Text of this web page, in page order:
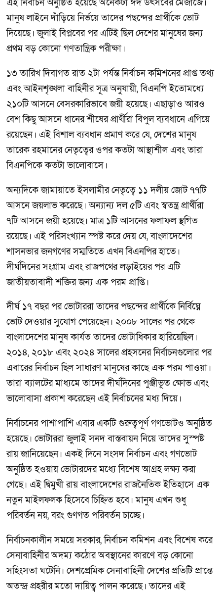
এই নির্বাচন অনুষ্ঠিত হয়েছে অনেকটা ঈদ উৎসবের মেজাজে।
মানুষ লাইনে দাঁড়িয়ে নির্ভয়ে তাদের পছন্দের প্রার্থীকে ভোট
দিয়েছে। জুলাই বিপ্লবের পর এটিই ছিল দেশের মানুষের জন্য
প্রথম বড় কোনো গণতান্ত্রিক পরীক্ষা।
১৩ তারিখ দিবাগত রাত ২টা পর্যন্ত নির্বাচন কমিশনের প্রাপ্ত তথ্য
এবং আইনশৃঙ্খলা বাহিনীর সূত্র অনুযায়ী, বিএনপি ইতোমধ্যে
২১০টি আসনে বেসরকারিভাবে জয়ী হয়েছে। এছাড়াও আরও
বেশ কিছু আসনে ধানের শীষের প্রার্থীরা বিপুল ব্যবধানে এগিয়ে
রয়েছেন। এই বিশাল ব্যবধান প্রমাণ করে যে, দেশের মানুষ
তারেক রহমানের নেতৃত্বের ওপর কতটা আস্থাশীল এবং তারা
বিএনপিকে কতটা ভালোবাসে।
অন্যদিকে জামায়াতে ইসলামীর নেতৃত্বে ১১ দলীয় জোট ৭৭টি
আসনে জয়লাভ করেছে। অন্যান্য দল ৫টি এবং স্বতন্ত্র প্রার্থীরা
৭টি আসনে জয়ী হয়েছে। মাত্র ১টি আসনের ফলাফল স্থগিত
রয়েছে। এই পরিসংখ্যান স্পষ্ট করে দেয় যে, বাংলাদেশের
শাসনভার জনগণের সম্মতিতে এখন বিএনপির হাতে।
দীর্ঘদিনের সংগ্রাম এবং রাজপথের লড়াইয়ের পর এটি
জাতীয়তাবাদী শক্তির জন্য এক পরম প্রাপ্তি।
দীর্ঘ ১৭ বছর পর ভোটাররা তাদের পছন্দের প্রার্থীকে নির্বিঘ্নে
ভোট দেওয়ার সুযোগ পেয়েছেন। ২০০৮ সালের পর থেকে
বাংলাদেশের মানুষ কার্যত তাদের ভোটাধিকার হারিয়েছিল।
২০১৪, ২০১৮ এবং ২০২৪ সালের প্রহসনের নির্বাচনগুলোর পর
এবারের নির্বাচন ছিল সাধারণ মানুষের কাছে এক পরম পাওয়া।
তারা ব্যালটের মাধ্যমে তাদের দীর্ঘদিনের পুঞ্জীভূত ক্ষোভ এবং
ভালোবাসা প্রকাশ করেছেন এই নির্বাচনের মধ্য দিয়ে।
নির্বাচনের পাশাপাশি এবার একটি গুরুত্বপূর্ণ গণভোটও অনুষ্ঠিত
হয়েছে। ভোটাররা জুলাই সনদ বাস্তবায়ন নিয়ে তাদের সুস্পষ্ট
রায় জানিয়েছেন। একই দিনে সংসদ নির্বাচন এবং গণভোট
অনুষ্ঠিত হওয়ায় ভোটারদের মধ্যে বিশেষ আগ্রহ লক্ষ্য করা
গেছে। এই দ্বিমুখী রায় বাংলাদেশের রাজনৈতিক ইতিহাসে এক
নতুন মাইলফলক হিসেবে চিহ্নিত হবে। মানুষ এখন শুধু
পরিবর্তন নয়, বরং গুণগত পরিবর্তন চাচ্ছে।
নির্বাচনকালীন সময়ে সরকার, নির্বাচন কমিশন এবং বিশেষ করে
সেনাবাহিনীর অদম্য কঠোর অবস্থানের কারণে বড় কোনো
সহিংসতা ঘটেনি। দেশপ্রেমিক সেনাবাহিনী দেশের প্রতিটি প্রান্তে
অতন্দ্র প্রহরীর মতো দায়িত্ব পালন করেছে। তাদের এই